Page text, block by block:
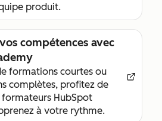
produit.
compétences avec
formations courtes ou
complètes, profitez de
HubSpot
à votre rythme.